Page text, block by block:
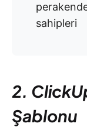
sahipleri
2.
Şablonu